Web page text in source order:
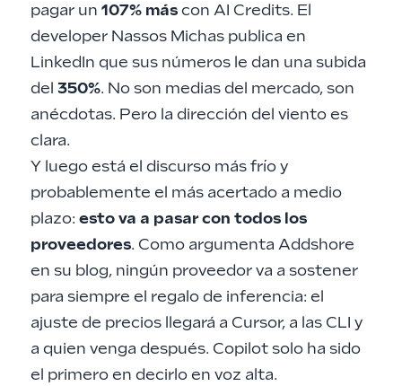
pagar un 107% máscon AI Credits. El
developer Nassos Michas publica en
LinkedIn que sus números le dan una subida
del 350%. No son medias del mercado, son
anécdotas. Pero la dirección del viento es
clara.
Y luego está el discurso más frío y
probablemente el más acertado a medio
plazo: esto va a pasar con todos los
proveedores. Como argumenta Addshore
en su blog, ningún proveedor va a sostener
para siempre el regalo de inferencia: el
ajuste de precios llegará a Cursor, a las CLI y
a quien venga después. Copilot solo ha sido
el primero en decirlo en voz alta.